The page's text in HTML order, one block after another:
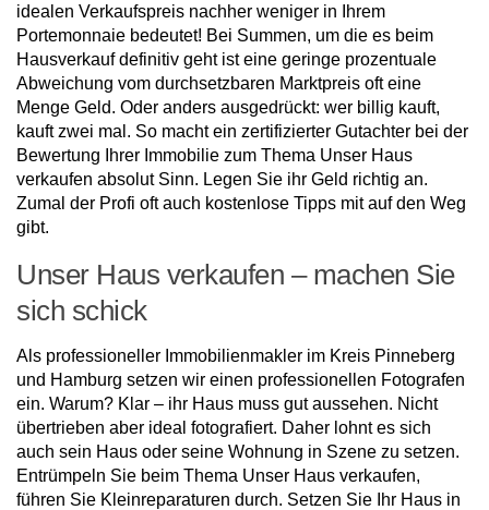
idealen Verkaufspreis nachher weniger in Ihrem
Portemonnaie bedeutet! Bei Summen, um die es beim
Hausverkauf definitiv geht ist eine geringe prozentuale
Abweichung vom durchsetzbaren Marktpreis oft eine
Menge Geld. Oder anders ausgedrückt: wer billig kauft,
kauft zwei mal. So macht ein zertifizierter Gutachter bei der
Bewertung Ihrer Immobilie zum Thema Unser Haus
verkaufen absolut Sinn. Legen Sie ihr Geld richtig an.
Zumal der Profi oft auch kostenlose Tipps mit auf den Weg
gibt.
Unser Haus verkaufen – machen Sie
sich schick
Als professioneller Immobilienmakler im Kreis Pinneberg
und Hamburg setzen wir einen professionellen Fotografen
ein. Warum? Klar – ihr Haus muss gut aussehen. Nicht
übertrieben aber ideal fotografiert. Daher lohnt es sich
auch sein Haus oder seine Wohnung in Szene zu setzen.
Entrümpeln Sie beim Thema Unser Haus verkaufen,
führen Sie Kleinreparaturen durch. Setzen Sie Ihr Haus in